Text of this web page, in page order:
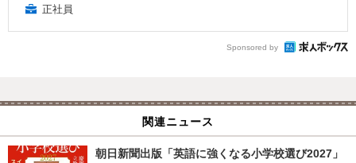
正社員
Sponsored by
関連ニュース
朝日新聞出版「英語に強くなる小学校選び2027」